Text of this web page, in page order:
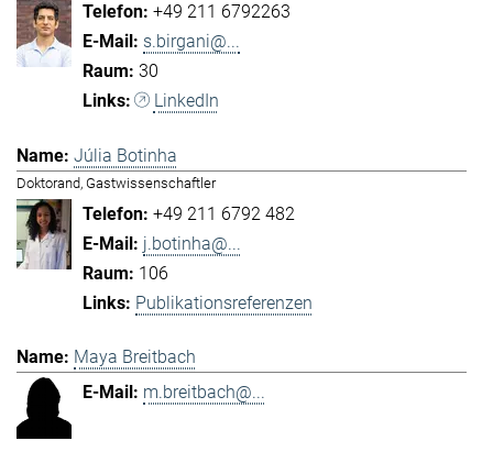
+49 211 6792263
s.birgani@...
30
LinkedIn
Júlia Botinha
Doktorand, Gastwissenschaftler
+49 211 6792 482
j.botinha@...
106
Publikationsreferenzen
Maya Breitbach
m.breitbach@...